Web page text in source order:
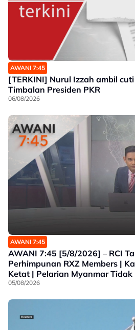
AWANI 7:45
[TERKINI] Nurul Izzah ambil
Timbalan Presiden PKR
06/08/2026
AWANI 7:45
AWANI 7:45 [5/8/2026] – RCI
Perhimpunan RXZ Members |
Ketat | Pelarian Myanmar
05/08/2026